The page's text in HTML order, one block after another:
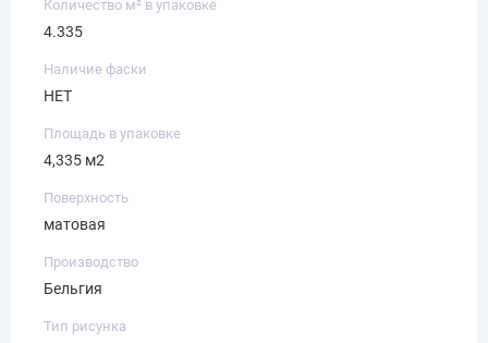
Количество м² в упаковке
4.335
Наличие фаски
НЕТ
Площадь в упаковке
4,335 м2
Поверхность
матовая
Производство
Бельгия
Тип рисунка